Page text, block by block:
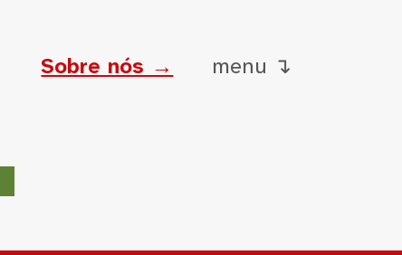
Sobre nós → menu ↴